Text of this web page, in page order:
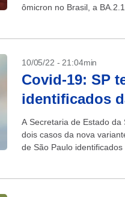
ômicron no Brasil, a
10/05/22 - 21:04min
Covid-19: SP
identificados
A Secretaria de Estado
dois casos da nova
de São Paulo identificados